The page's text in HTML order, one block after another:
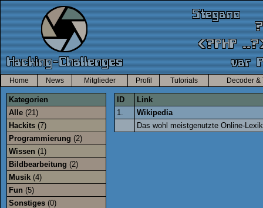
Home News Mitglieder Profil Tutorials Decoder &
Kategorien
Alle (21)
Hackits (7)
Programmierung (2)
Wissen (1)
Bildbearbeitung (2)
Musik (4)
Fun (5)
Sonstiges (0)
ID
Link
1.
Wikipedia
Das wohl meistgenutzte Online-